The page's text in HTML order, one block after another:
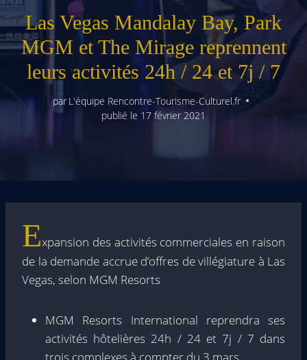
Las Vegas Mandalay Bay, Park
MGM et The Mirage reprennent
leurs activités 24h / 24 et 7j / 7
par L'équipe Rencontre-Tourisme-Culturel.fr
publié le 17 février 2021
Expansion des activités commerciales en raison
de la demande accrue d’offres de villégiature à Las
Vegas, selon MGM Resorts
MGM Resorts International reprendra ses
activités hôtelières 24h / 24 et 7j / 7 dans